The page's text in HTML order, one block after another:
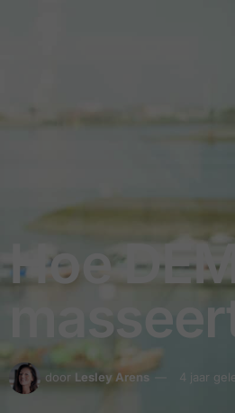
Hoe
door Lesley Arens 4 jaar